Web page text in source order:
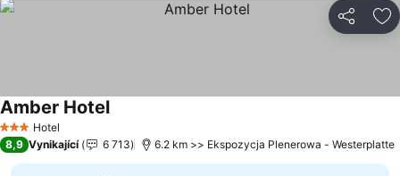
Sdílet
3 Počet hvězdiček
Hotel
Amber HotelUkázat ceny
8,9 Vynikající 6 713 6.2 km >> Ekspozycja Plenerowa - Westerplatte